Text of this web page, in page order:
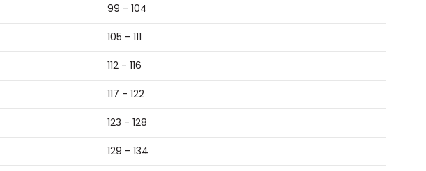
99 - 104
105 - 111
112 - 116
117 - 122
123 - 128
129 - 134